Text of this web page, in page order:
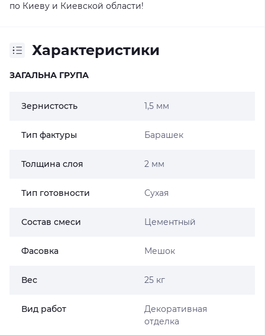
по Киеву и Киевской области!
Характеристики
ЗАГАЛЬНА ГРУПА
Зернистость 1,5 мм
Тип фактуры Барашек
Толщина слоя 2 мм
Тип готовности Сухая
Состав смеси Цементный
Фасовка Мешок
Вес 25 кг
Вид работ
Декоративная
отделка